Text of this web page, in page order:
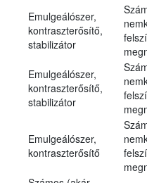
Emulgeálószer,
kontraszterősítő,
stabilizátor
Emulgeálószer,
kontraszterősítő,
stabilizátor
Emulgeálószer,
kontraszterősítő